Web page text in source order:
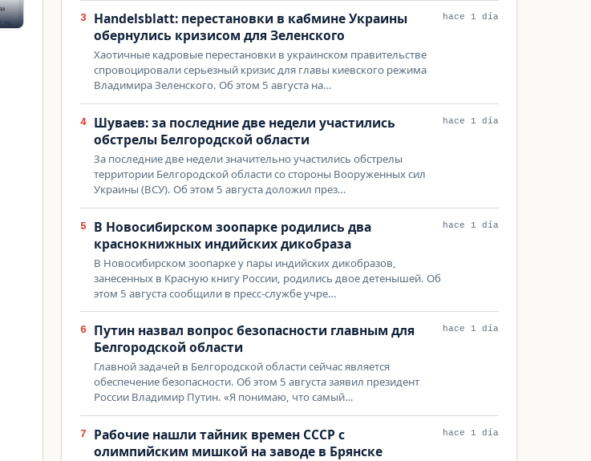
3
Handelsblatt: перестановки в кабмине Украины
обернулись кризисом для Зеленского
Хаотичные кадровые перестановки в украинском правительстве
спровоцировали серьезный кризис для главы киевского режима
Владимира Зеленского. Об этом 5 августа на…
hace 1 día
4
Шуваев: за последние две недели участились
обстрелы Белгородской области
За последние две недели значительно участились обстрелы
территории Белгородской области со стороны Вооруженных сил
Украины (ВСУ). Об этом 5 августа доложил през…
hace 1 día
5
В Новосибирском зоопарке родились два
краснокнижных индийских дикобраза
В Новосибирском зоопарке у пары индийских дикобразов,
занесенных в Красную книгу России, родились двое детенышей. Об
этом 5 августа сообщили в пресс-службе учре…
hace 1 día
6
Путин назвал вопрос безопасности главным для
Белгородской области
Главной задачей в Белгородской области сейчас является
обеспечение безопасности. Об этом 5 августа заявил президент
России Владимир Путин. «Я понимаю, что самый…
hace 1 día
7
Рабочие нашли тайник времен СССР с
олимпийским мишкой на заводе в Брянске
hace 1 día